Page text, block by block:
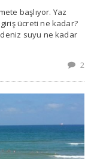
başlıyor. Yaz
ücreti ne kadar?
suyu ne kadar
2